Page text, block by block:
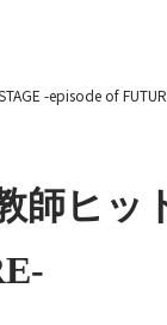
-episode of
師ヒ